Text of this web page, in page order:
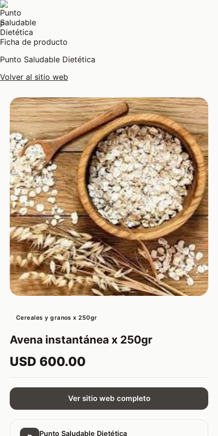
P
Ficha de producto
Punto Saludable Dietética
Volver al sitio web
Cereales y granos x 250gr
Avena instantánea x 250gr
USD 600.00
Ver sitio web completo
Punto Saludable Dietética